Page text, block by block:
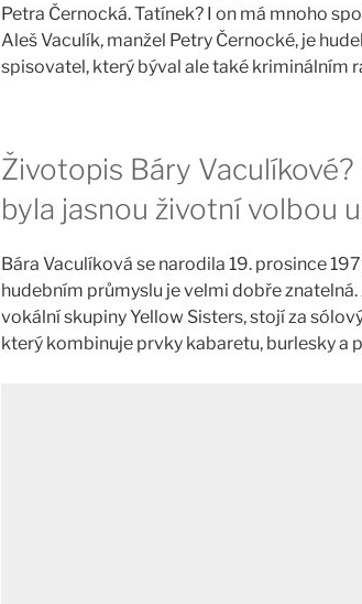
Petra Černocká. Tatínek? I on má mnoho
Aleš Vaculík, manžel Petry Černocké, je
spisovatel, který býval ale také kriminálním
Životopis Báry
byla jasnou životní volbou
Bára Vaculíková se narodila 19. prosince
hudebním průmyslu je velmi dobře
vokální skupiny Yellow Sisters, stojí za
který kombinuje prvky kabaretu, burlesky a